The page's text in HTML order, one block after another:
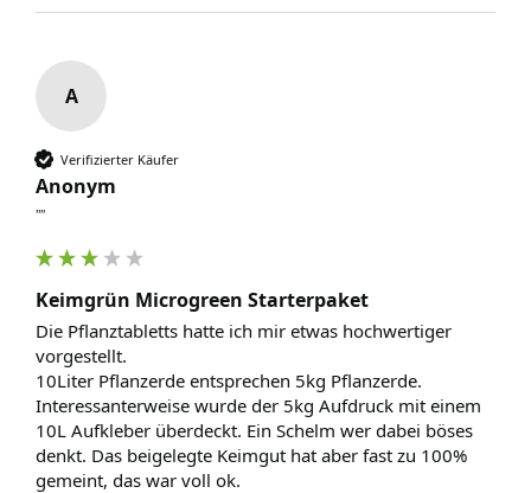
A
Verifizierter Käufer
Anonym
""
Keimgrün Microgreen Starterpaket
Die Pflanztabletts hatte ich mir etwas hochwertiger
vorgestellt.
10Liter Pflanzerde entsprechen 5kg Pflanzerde.
Interessanterweise wurde der 5kg Aufdruck mit einem
10L Aufkleber überdeckt. Ein Schelm wer dabei böses
denkt. Das beigelegte Keimgut hat aber fast zu 100%
gemeint, das war voll ok.